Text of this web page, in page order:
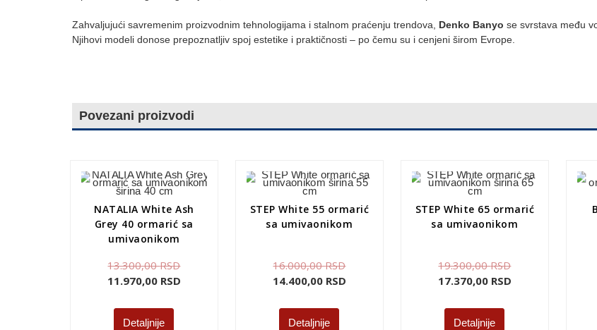
Zahvaljujući savremenim proizvodnim tehnologijama i stalnom praćenju trendova, Denko Banyo se svrstava među
Njihovi modeli donose prepoznatljiv spoj estetike i praktičnosti – po čemu su i cenjeni širom Evrope.
Povezani proizvodi
NATALIA White Ash
Grey 40 ormarić sa
umivaonikom
13.300,00RSD
11.970,00 RSD
Detaljnije
STEP White 55 ormarić
sa umivaonikom
16.000,00RSD
14.400,00 RSD
Detaljnije
STEP White 65 ormarić
sa umivaonikom
19.300,00RSD
17.370,00 RSD
Detaljnije